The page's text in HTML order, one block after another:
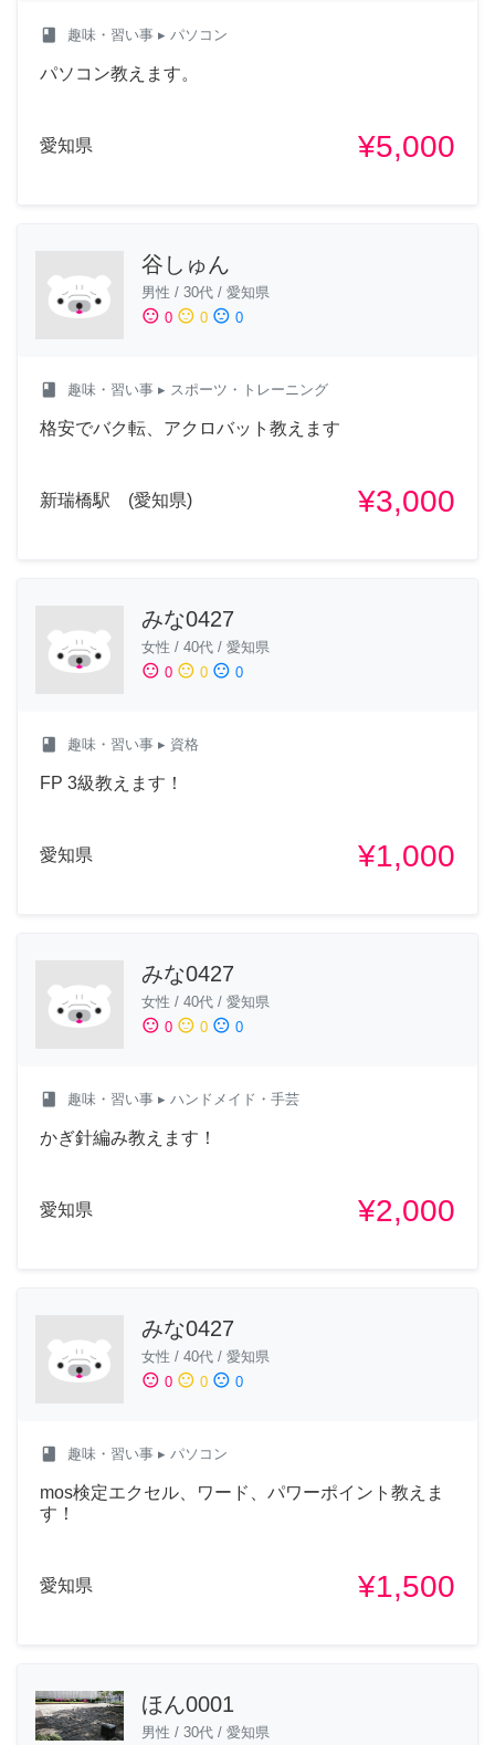
class 趣味・習い事 ▸ パソコン
パソコン教えます。
愛知県 ¥5,000
谷しゅん
男性 / 30代 / 愛知県
sentiment_satisfied 0 sentiment_neutral 0 sentiment_dissatisfied 0
class 趣味・習い事 ▸ スポーツ・トレーニング
格安でバク転、アクロバット教えます
新瑞橋駅 (愛知県) ¥3,000
みな0427
女性 / 40代 / 愛知県
sentiment_satisfied 0 sentiment_neutral 0 sentiment_dissatisfied 0
class 趣味・習い事 ▸ 資格
FP 3級教えます！
愛知県 ¥1,000
みな0427
女性 / 40代 / 愛知県
sentiment_satisfied 0 sentiment_neutral 0 sentiment_dissatisfied 0
class 趣味・習い事 ▸ ハンドメイド・手芸
かぎ針編み教えます！
愛知県 ¥2,000
みな0427
女性 / 40代 / 愛知県
sentiment_satisfied 0 sentiment_neutral 0 sentiment_dissatisfied 0
class 趣味・習い事 ▸ パソコン
mos検定エクセル、ワード、パワーポイント教えま
す！
愛知県 ¥1,500
ほん0001
男性 / 30代 / 愛知県